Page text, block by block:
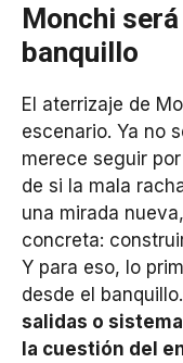
Monchi
banquillo
El aterrizaje de
escenario. Ya no
merece seguir
de si la mala
una mirada
concreta:
Y para eso, lo
desde el banquillo.
salidas o
la cuestión del